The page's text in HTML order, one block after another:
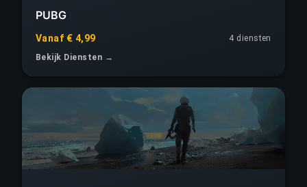
PUBG
Vanaf € 4,99
4 diensten
Bekijk Diensten →